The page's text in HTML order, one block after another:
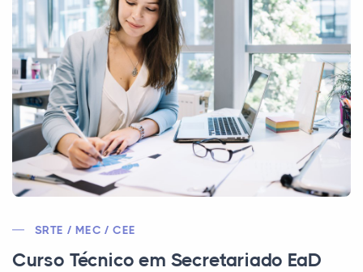
SRTE / MEC / CEE
Curso Técnico em Secretariado EaD